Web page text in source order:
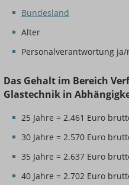
Bundesland
Alter
Personalverantwortung ja/
Das Gehalt im Bereich
Glastechnik in
25 Jahre = 2.461 Euro
30 Jahre = 2.570 Euro
35 Jahre = 2.637 Euro
40 Jahre = 2.702 Euro